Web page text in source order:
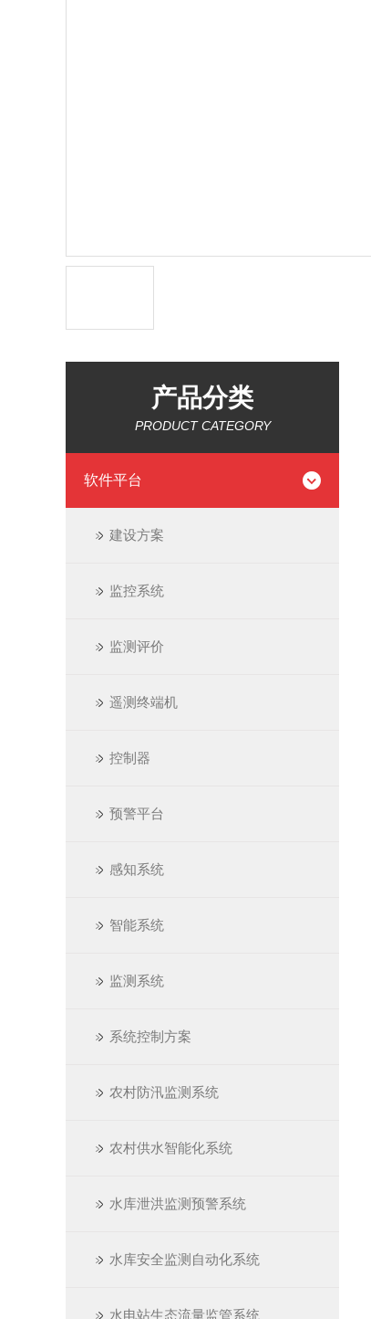
产品分类
PRODUCT CATEGORY
软件平台
建设方案
监控系统
监测评价
遥测终端机
控制器
预警平台
感知系统
智能系统
监测系统
系统控制方案
农村防汛监测系统
农村供水智能化系统
水库泄洪监测预警系统
水库安全监测自动化系统
水电站生态流量监管系统